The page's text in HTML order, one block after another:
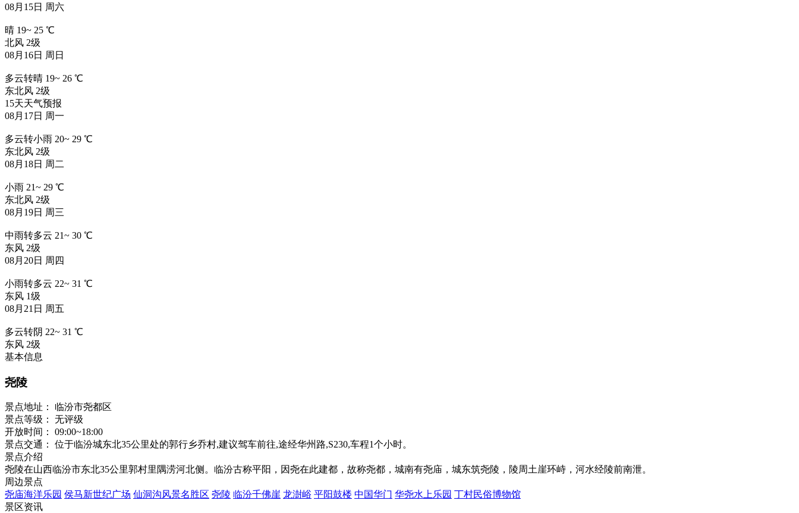
08月15日 周六
晴 19~ 25 ℃
北风 2级
08月16日 周日
多云转晴 19~ 26 ℃
东北风 2级
15天天气预报
08月17日 周一
多云转小雨 20~ 29 ℃
东北风 2级
08月18日 周二
小雨 21~ 29 ℃
东北风 2级
08月19日 周三
中雨转多云 21~ 30 ℃
东风 2级
08月20日 周四
小雨转多云 22~ 31 ℃
东风 1级
08月21日 周五
多云转阴 22~ 31 ℃
东风 2级
基本信息
尧陵
景点地址： 临汾市尧都区
景点等级： 无评级
开放时间： 09:00~18:00
景点交通： 位于临汾城东北35公里处的郭行乡乔村,建议驾车前往,途经华州路,S230,车程1个小时。
景点介绍
尧陵在山西临汾市东北35公里郭村里隅涝河北侧。临汾古称平阳，因尧在此建都，故称尧都，城南有尧庙，城东筑尧陵，陵周土崖环峙，河水经陵前南泄。
周边景点
尧庙海洋乐园 侯马新世纪广场 仙洞沟风景名胜区 尧陵 临汾千佛崖 龙澍峪 平阳鼓楼 中国华门 华尧水上乐园 丁村民俗博物馆
景区资讯